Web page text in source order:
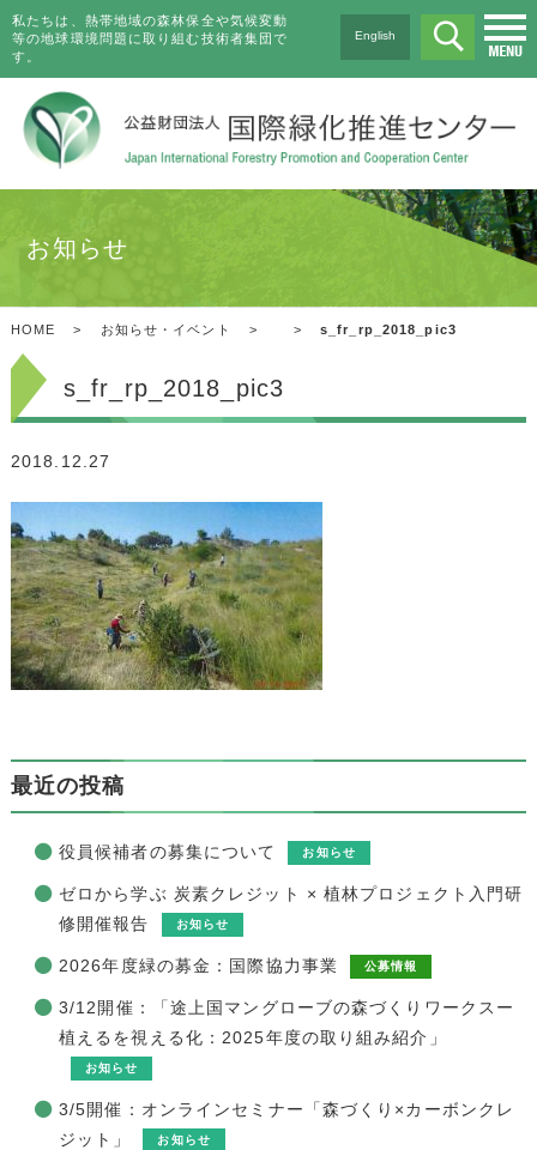
私たちは、熱帯地域の森林保全や気候変動
等の地球環境問題に取り組む技術者集団で
す。
English
お知らせ
HOME > お知らせ・イベント > > s_fr_rp_2018_pic3
s_fr_rp_2018_pic3
2018.12.27
最近の投稿
役員候補者の募集について お知らせ
ゼロから学ぶ 炭素クレジット × 植林プロジェクト入門研
修開催報告
お知らせ
2026年度緑の募金：国際協力事業 公募情報
3/12開催：「途上国マングローブの森づくりワークスー
植えるを視える化：2025年度の取り組み紹介」
お知らせ
3/5開催：オンラインセミナー「森づくり×カーボンクレ
ジット」
お知らせ